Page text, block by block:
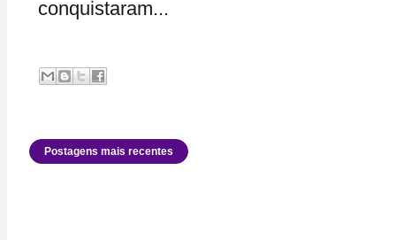
conquistaram...
Postagens mais recentes